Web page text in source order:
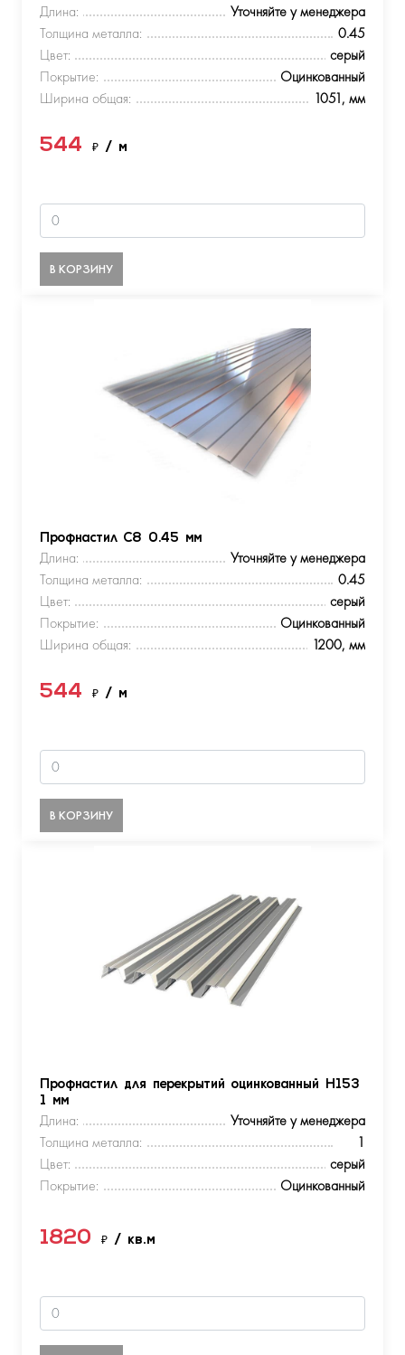
Длина:
Уточняйте у менеджера
Толщина металла:
0.45
Цвет:
серый
Покрытие:
Оцинкованный
Ширина общая:
1051, мм
544 ₽ / м
В КОРЗИНУ
Профнастил С8 0.45 мм
Длина:
Уточняйте у менеджера
Толщина металла:
0.45
Цвет:
серый
Покрытие:
Оцинкованный
Ширина общая:
1200, мм
544 ₽ / м
В КОРЗИНУ
Профнастил для перекрытий оцинкованный Н153
1 мм
Длина:
Уточняйте у менеджера
Толщина металла:
1
Цвет:
серый
Покрытие:
Оцинкованный
1820 ₽ / кв.м